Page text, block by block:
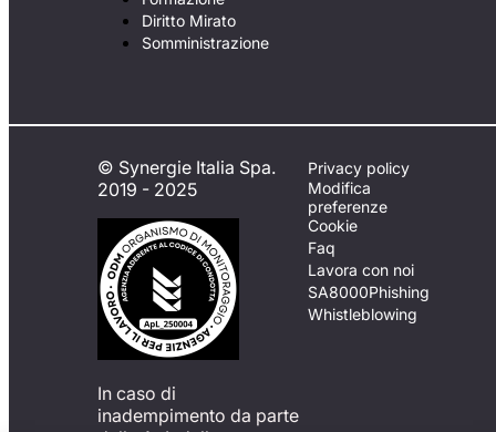
Diritto Mirato
Somministrazione
© Synergie Italia Spa.
2019 - 2025
In caso di
inadempimento da parte
Privacy policy
Modifica
preferenze
Cookie
Faq
Lavora con noi
SA8000Phishing
Whistleblowing